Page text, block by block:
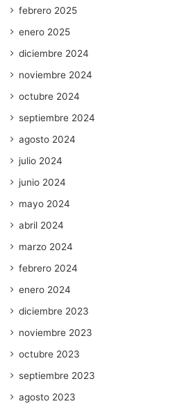
febrero 2025
enero 2025
diciembre 2024
noviembre 2024
octubre 2024
septiembre 2024
agosto 2024
julio 2024
junio 2024
mayo 2024
abril 2024
marzo 2024
febrero 2024
enero 2024
diciembre 2023
noviembre 2023
octubre 2023
septiembre 2023
agosto 2023